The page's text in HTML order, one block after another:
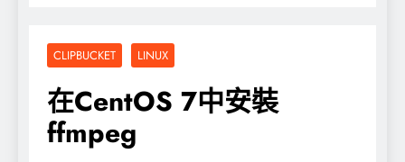
CLIPBUCKET LINUX
在CentOS 7中安裝
ffmpeg